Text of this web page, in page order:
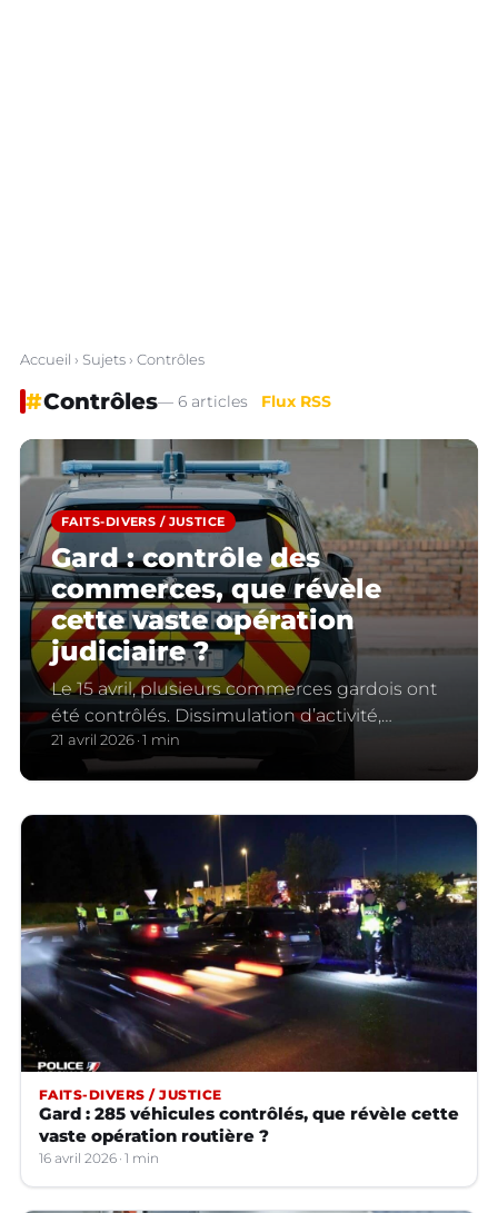
Accueil › Sujets› Contrôles
#Contrôles— 6 articles Flux RSS
FAITS-DIVERS / JUSTICE
Gard : contrôle des
commerces, que révèle
cette vaste opération
judiciaire ?
Le 15 avril, plusieurs commerces gardois ont
été contrôlés. Dissimulation d’activité,
emploi de salariés sans autorisation … De
nombreuses pratiques illégales ont été
21 avril 2026 1 min
FAITS-DIVERS / JUSTICE
Gard : 285 véhicules contrôlés, que révèle cette
vaste opération routière ?
16 avril 2026 1 min